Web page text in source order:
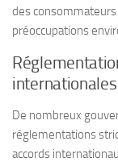
des
préoccupations
internationales
De nombreux
réglementations
accords